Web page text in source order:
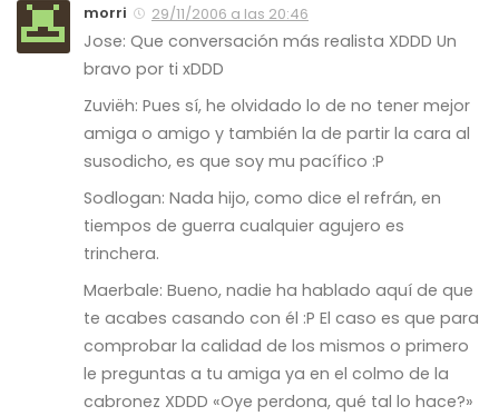
morri
29/11/2006 a las 20:46
Jose: Que conversación más realista XDDD Un
bravo por ti xDDD
Zuviëh: Pues sí, he olvidado lo de no tener mejor
amiga o amigo y también la de partir la cara al
susodicho, es que soy mu pacífico :P
Sodlogan: Nada hijo, como dice el refrán, en
tiempos de guerra cualquier agujero es
trinchera.
Maerbale: Bueno, nadie ha hablado aquí de que
te acabes casando con él :P El caso es que para
comprobar la calidad de los mismos o primero
le preguntas a tu amiga ya en el colmo de la
cabronez XDDD «Oye perdona, qué tal lo hace?»